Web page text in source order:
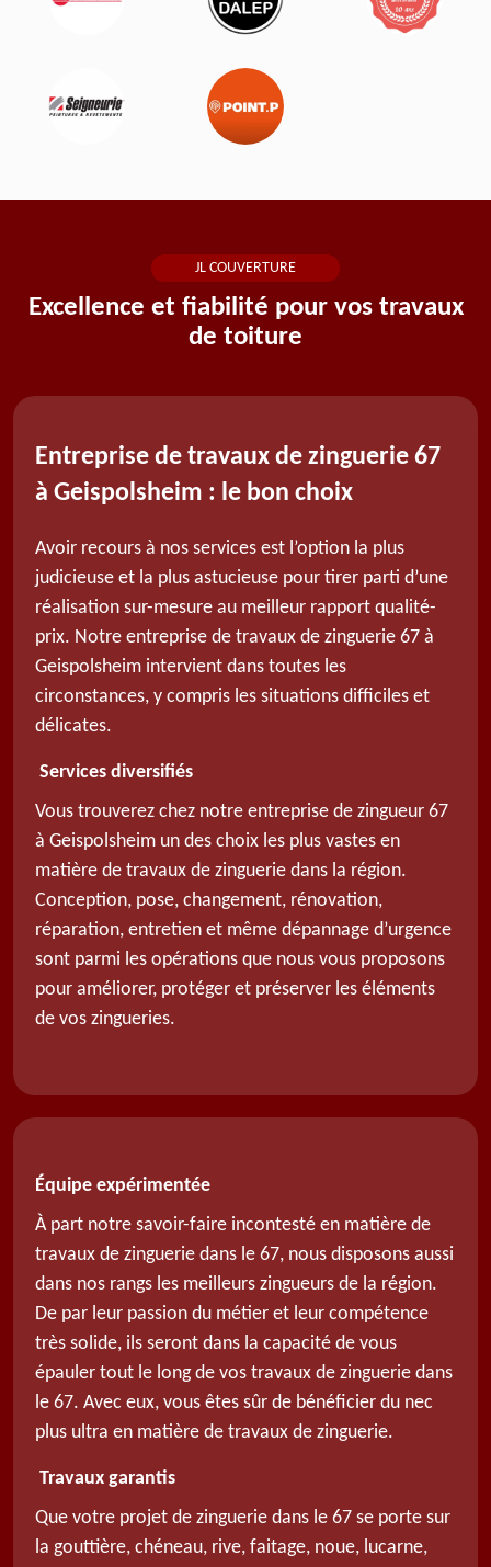
JL COUVERTURE
Excellence et fiabilité pour vos travaux
de toiture
Entreprise de travaux de zinguerie 67
à Geispolsheim : le bon choix
Avoir recours à nos services est l’option la plus
judicieuse et la plus astucieuse pour tirer parti d’une
réalisation sur-mesure au meilleur rapport qualité-
prix. Notre entreprise de travaux de zinguerie 67 à
Geispolsheim intervient dans toutes les
circonstances, y compris les situations difficiles et
délicates.
Services diversifiés
Vous trouverez chez notre entreprise de zingueur 67
à Geispolsheim un des choix les plus vastes en
matière de travaux de zinguerie dans la région.
Conception, pose, changement, rénovation,
réparation, entretien et même dépannage d’urgence
sont parmi les opérations que nous vous proposons
pour améliorer, protéger et préserver les éléments
de vos zingueries.
Équipe expérimentée
À part notre savoir-faire incontesté en matière de
travaux de zinguerie dans le 67, nous disposons aussi
dans nos rangs les meilleurs zingueurs de la région.
De par leur passion du métier et leur compétence
très solide, ils seront dans la capacité de vous
épauler tout le long de vos travaux de zinguerie dans
le 67. Avec eux, vous êtes sûr de bénéficier du nec
plus ultra en matière de travaux de zinguerie.
Travaux garantis
Que votre projet de zinguerie dans le 67 se porte sur
la gouttière, chéneau, rive, faitage, noue, lucarne,